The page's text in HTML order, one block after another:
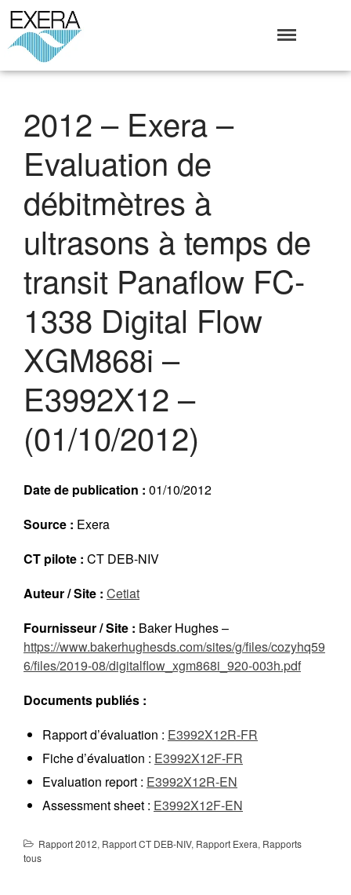
L’Association Exera
Organisation
Coopération internationale
Opérations
Affaires
Evénements publics
Calendrier
Commissions techniques
Actualité
Association des EXploitants d'Equipements de mesure,
2012 – Exera –
Evaluation de
débitmètres à
ultrasons à temps de
transit Panaflow FC-
1338 Digital Flow
XGM868i –
E3992X12 –
(01/10/2012)
Date de publication : 01/10/2012
Source : Exera
CT pilote : CT DEB-NIV
Auteur / Site : Cetiat
Fournisseur / Site : Baker Hughes –
https://www.bakerhughesds.com/sites/g/files/cozyhq59
6/files/2019-08/digitalflow_xgm868i_920-003h.pdf
Documents publiés :
Rapport d’évaluation : E3992X12R-FR
Fiche d’évaluation : E3992X12F-FR
Evaluation report : E3992X12R-EN
Assessment sheet : E3992X12F-EN
Rapport 2012, Rapport CT DEB-NIV, Rapport Exera, Rapports
tous